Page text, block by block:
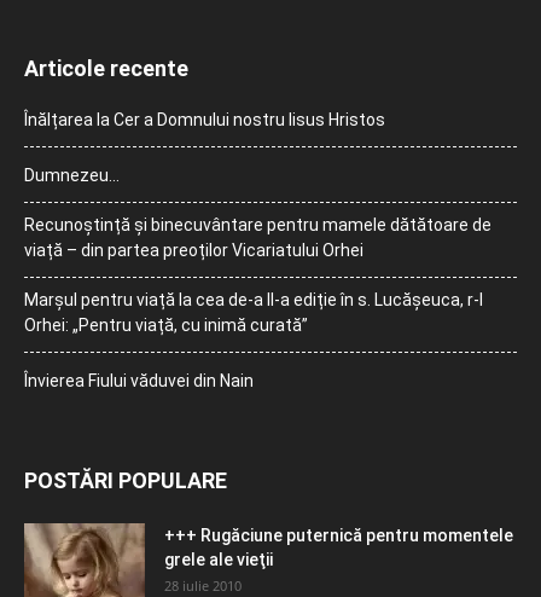
Articole recente
Înălțarea la Cer a Domnului nostru Iisus Hristos
Dumnezeu…
Recunoștință și binecuvântare pentru mamele dătătoare de
viață – din partea preoților Vicariatului Orhei
Marșul pentru viață la cea de-a II-a ediție în s. Lucășeuca, r-l
Orhei: „Pentru viață, cu inimă curată”
Învierea Fiului văduvei din Nain
POSTĂRI POPULARE
+++ Rugăciune puternică pentru momentele
grele ale vieţii
28 iulie 2010